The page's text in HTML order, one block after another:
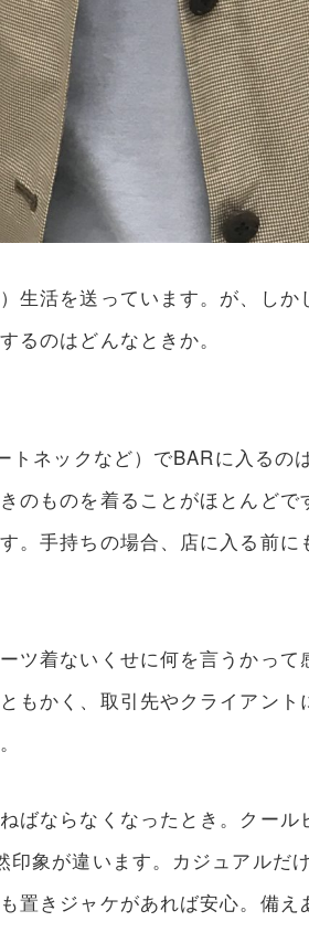
活を送っています。が、し
のはどんなときか。
ネックなど）でBARに入る
のものを着ることがほとんど
手持ちの場合、店に入る前に
着ないくせに何を言うかっ
もかく、取引先やクライアン
ばならなくなったとき。クー
象が違います。カジュアルだ
きジャケがあれば安心。備え